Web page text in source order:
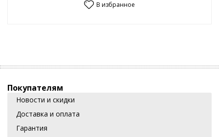
В избранное
Покупателям
Новости и скидки
Доставка и оплата
Гарантия